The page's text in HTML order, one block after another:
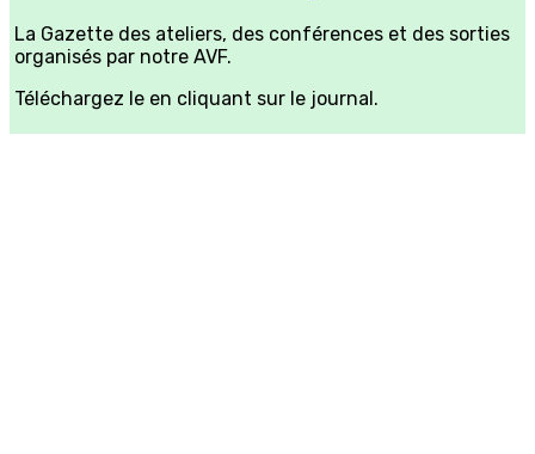
La Gazette des ateliers, des conférences et des sorties
organisés par notre AVF.
Téléchargez le en cliquant sur le journal.